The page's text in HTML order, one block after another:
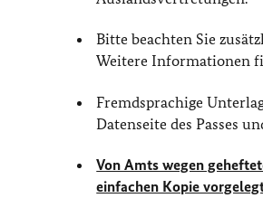
Bitte beachten Sie
Weitere Informationen
Fremdsprachige
Datenseite des Passes
Von Amts wegen
einfachen Kopie